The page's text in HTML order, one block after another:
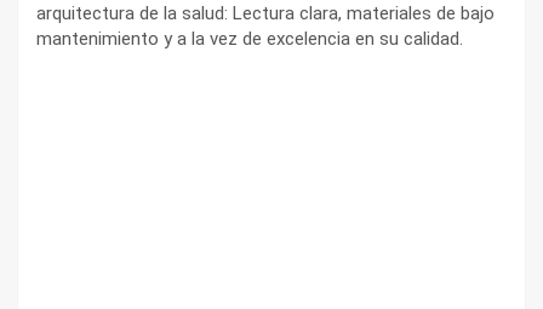
arquitectura de la salud: Lectura clara, materiales de bajo
mantenimiento y a la vez de excelencia en su calidad.